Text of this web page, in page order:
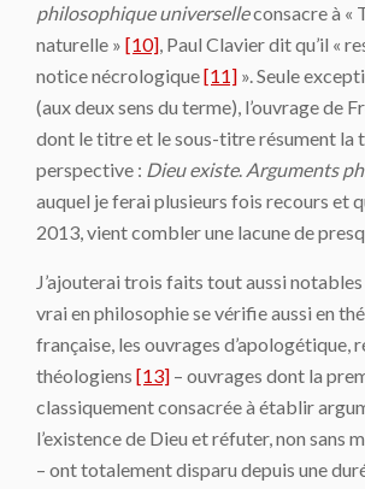
philosophique universelleconsacre à «
naturelle » [10], Paul Clavier dit qu’il «
notice nécrologique[11] ». Seule
(aux deux sens du terme), l’ouvrage de
dont le titre et le sous-titre résument la
perspective : Dieu existe. Arguments
auquel je ferai plusieurs fois recours et
2013, vient combler une lacune de
J’ajouterai trois faits tout aussi notables
vrai en philosophie se vérifie aussi en
française, les ouvrages d’apologétique,
théologiens [13] – ouvrages dont la
classiquement consacrée à établir
l’existence de Dieu et réfuter, non sans
– ont totalement disparu depuis une